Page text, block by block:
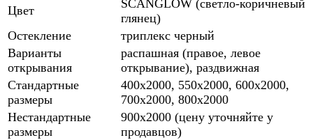
Цвет
SCANGLOW (светло-коричневый
глянец)
Остекление
триплекс черный
Варианты
открывания
распашная (правое, левое
открывание), раздвижная
Стандартные
размеры
400х2000, 550х2000, 600х2000,
700х2000, 800х2000
Нестандартные
размеры
900х2000 (цену уточняйте у
продавцов)